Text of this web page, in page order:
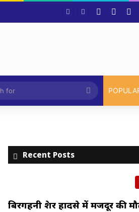
Facebook
Search
for
Recent Posts
बिरगहनी क्रेशर हादसे में मजदूर की